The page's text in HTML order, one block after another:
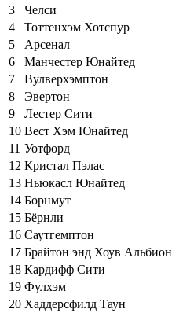
3
Челси
4
Тоттенхэм Хотспур
5
Арсенал
6
Манчестер Юнайтед
7
Вулверхэмптон
8
Эвертон
9
Лестер Сити
10 Вест Хэм Юнайтед
11 Уотфорд
12 Кристал Пэлас
13 Ньюкасл Юнайтед
14 Борнмут
15 Бёрнли
16 Саутгемптон
17 Брайтон энд Хоув Альбион
18 Кардифф Сити
19 Фулхэм
20 Хаддерсфилд Таун